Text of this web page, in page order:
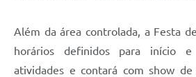
Além da área controlada, a Festa
horários definidos para início e
atividades e contará com show